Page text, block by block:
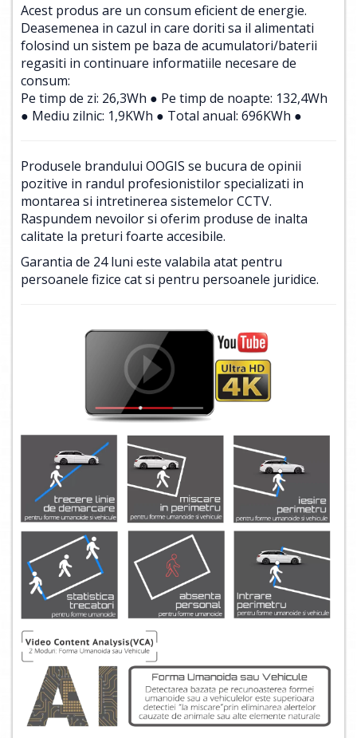
Acest produs are un consum eficient de energie.
Deasemenea in cazul in care doriti sa il alimentati
folosind un sistem pe baza de acumulatori/baterii
regasiti in continuare informatiile necesare de
consum:
Pe timp de zi: 26,3Wh ● Pe timp de noapte: 132,4Wh
● Mediu zilnic: 1,9KWh ● Total anual: 696KWh ●
Produsele brandului OOGIS se bucura de opinii
pozitive in randul profesionistilor specializati in
montarea si intretinerea sistemelor CCTV.
Raspundem nevoilor si oferim produse de inalta
calitate la preturi foarte accesibile.
Garantia de 24 luni este valabila atat pentru
persoanele fizice cat si pentru persoanele juridice.